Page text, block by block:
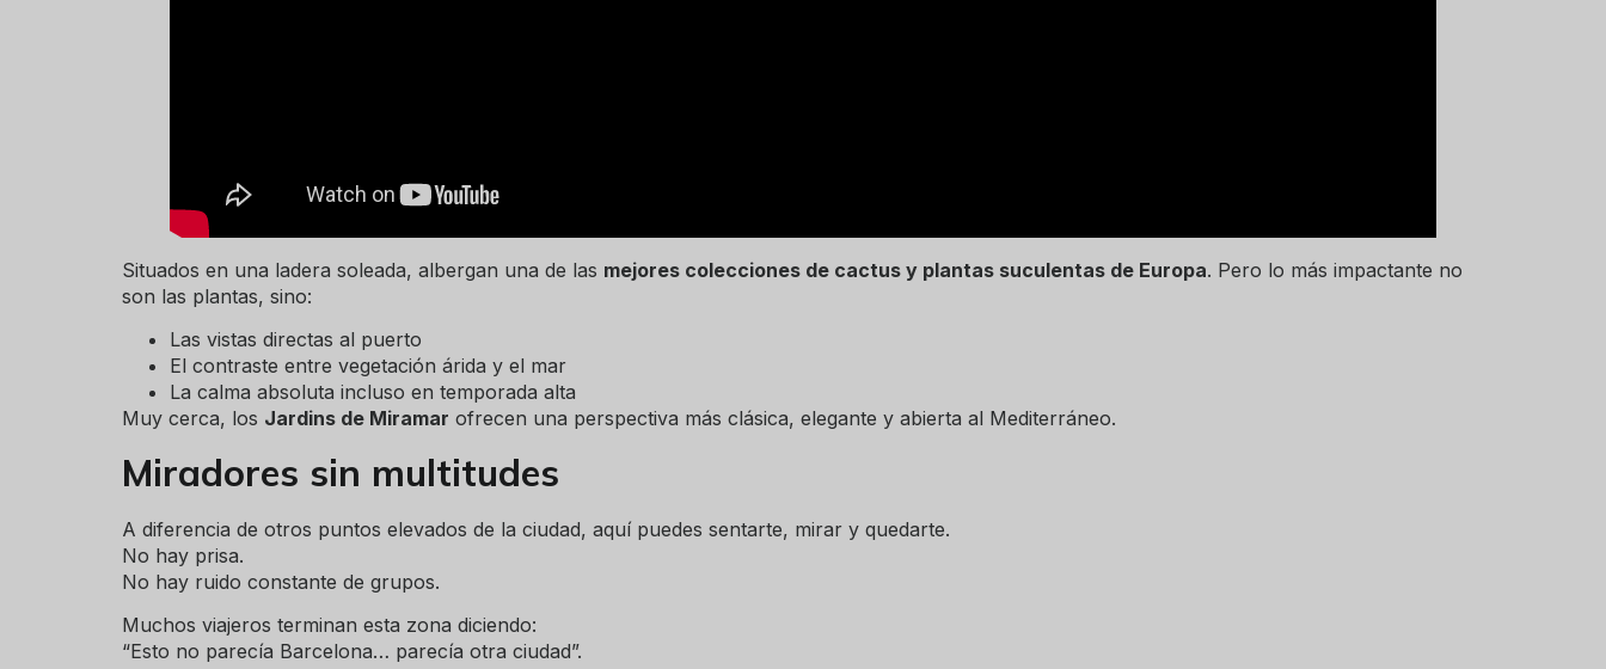
Situados en una ladera soleada, albergan una de las mejores colecciones de cactus y plantas suculentas de Europa. Pero lo más impactante no
son las plantas, sino:
Las vistas directas al puerto
El contraste entre vegetación árida y el mar
La calma absoluta incluso en temporada alta
Muy cerca, los Jardins de Miramar ofrecen una perspectiva más clásica, elegante y abierta al Mediterráneo.
Miradores sin multitudes
A diferencia de otros puntos elevados de la ciudad, aquí puedes sentarte, mirar y quedarte.
No hay prisa.
No hay ruido constante de grupos.
Muchos viajeros terminan esta zona diciendo:
“Esto no parecía Barcelona… parecía otra ciudad”.